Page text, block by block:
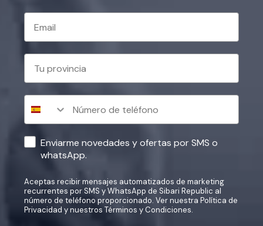
Email
Tu provincia
Consentimiento
Consentimiento teléfono
Enviarme novedades y ofertas por SMS o
whatsApp.
Aceptas recibir mensajes automatizados de marketing
recurrentes por SMS y WhatsApp de Sibari Republic al
número de teléfono proporcionado. Ver nuestra Política de
Privacidad y nuestros Términos y Condiciones.